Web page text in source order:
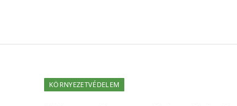
KÖRNYEZETVÉDELEM